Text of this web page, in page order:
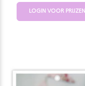
LOGIN VOOR PRIJZEN